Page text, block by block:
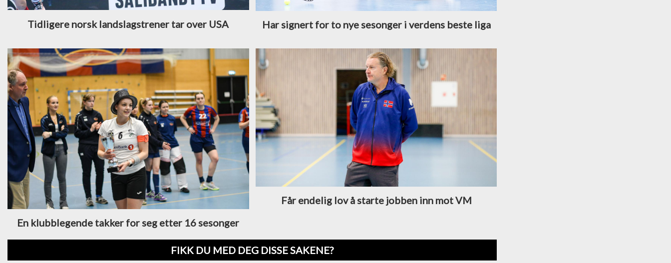
Tidligere norsk landslagstrener tar over USA Har signert for to nye sesonger i verdens beste liga
En klubblegende takker for seg etter 16 sesonger
Får endelig lov å starte jobben inn mot VM
FIKK DU MED DEG DISSE SAKENE?